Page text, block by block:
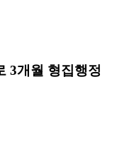
3개월 형집행정